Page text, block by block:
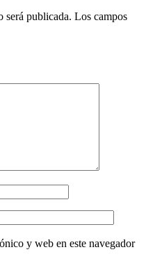
será publicada. Los campos
y web en este navegador